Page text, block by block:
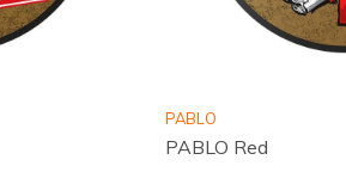
frisheid van NOIS Cool Strong te
PABLO
PABLO Red